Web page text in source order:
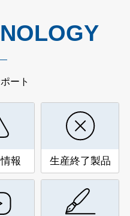
ート
報 生産終了製品